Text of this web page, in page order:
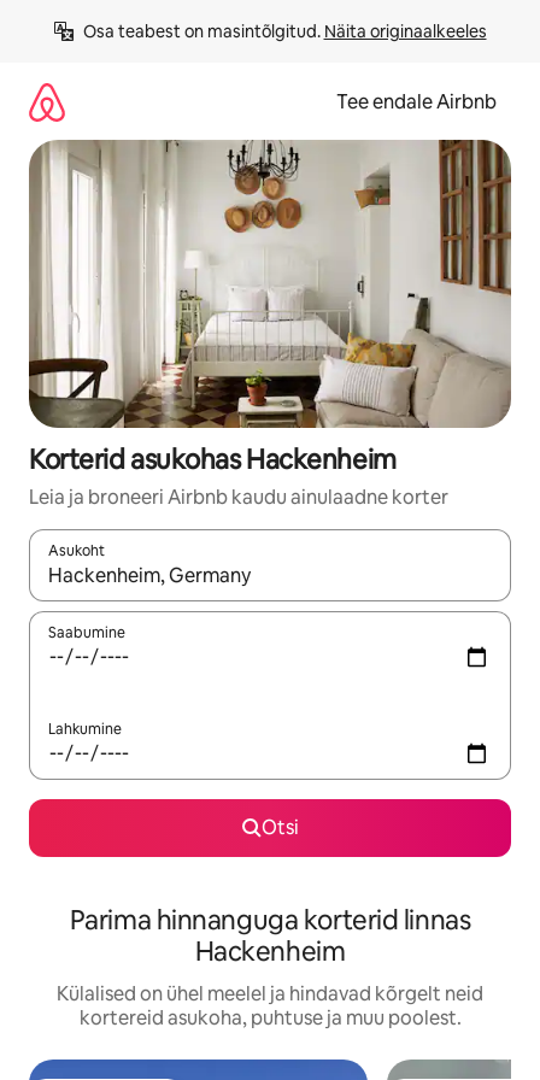
Osa teabest on masintõlgitud. Näita originaalkeeles
Tee endale Airbnb
Korterid asukohas Hackenheim
Leia ja broneeri Airbnb kaudu ainulaadne korter
Asukoht
Kui tulemused on kuvatud, liigu ekraanil nooleklahvidega või
Saabumine
Lahkumine
Otsi
Parima hinnanguga korterid linnas
Hackenheim
Külalised on ühel meelel ja hindavad kõrgelt neid
kortereid asukoha, puhtuse ja muu poolest.